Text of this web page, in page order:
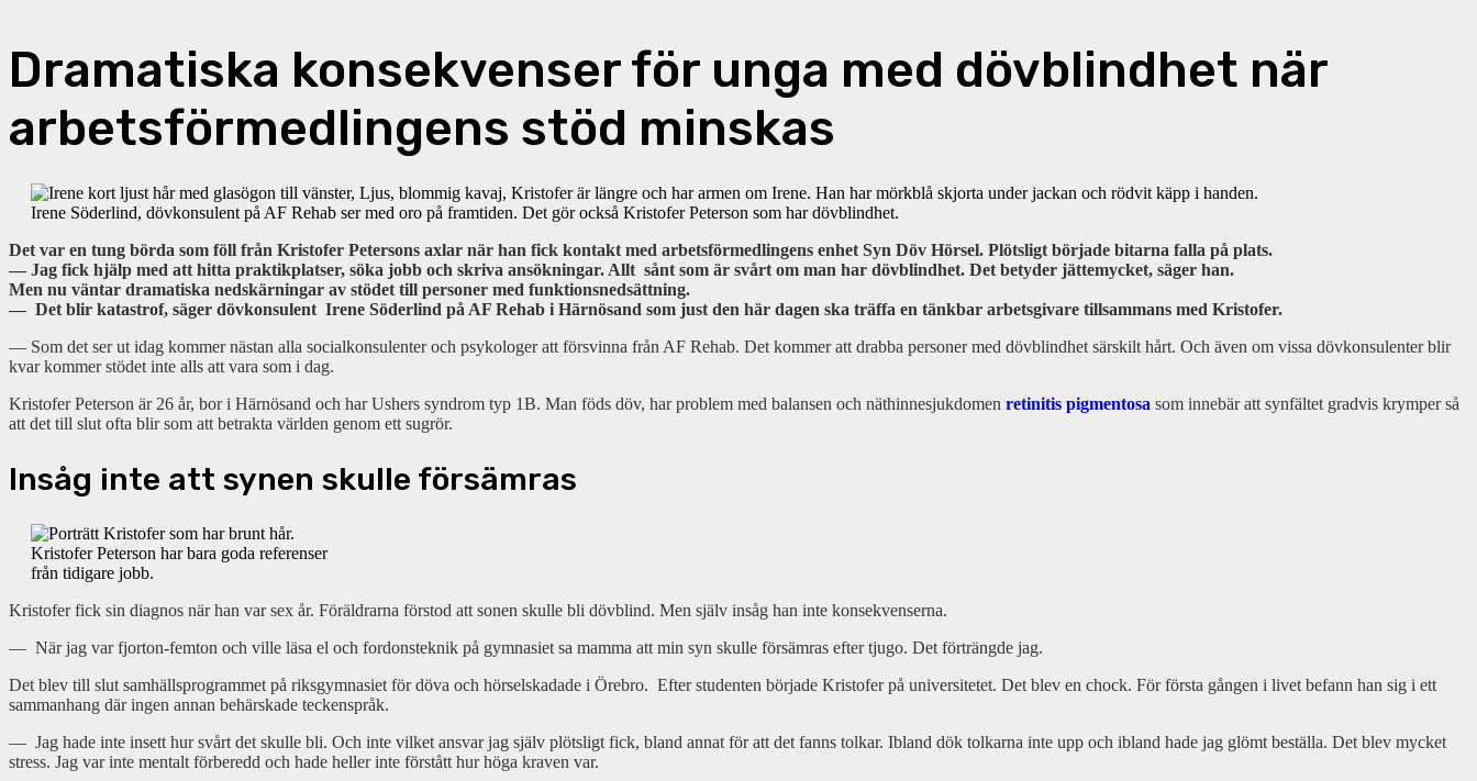
Dramatiska konsekvenser för unga med dövblindhet när
arbetsförmedlingens stöd minskas
Irene Söderlind, dövkonsulent på AF Rehab ser med oro på framtiden. Det gör också Kristofer Peterson som har dövblindhet.
Det var en tung börda som föll från Kristofer Petersons axlar när han fick kontakt med arbetsförmedlingens enhet Syn Döv Hörsel. Plötsligt började bitarna falla på plats.
— Jag fick hjälp med att hitta praktikplatser, söka jobb och skriva ansökningar. Allt sånt som är svårt om man har dövblindhet. Det betyder jättemycket, säger han.
Men nu väntar dramatiska nedskärningar av stödet till personer med funktionsnedsättning.
— Det blir katastrof, säger dövkonsulent Irene Söderlind på AF Rehab i Härnösand som just den här dagen ska träffa en tänkbar arbetsgivare tillsammans med Kristofer.
— Som det ser ut idag kommer nästan alla socialkonsulenter och psykologer att försvinna från AF Rehab. Det kommer att drabba personer med dövblindhet särskilt hårt. Och även om vissa dövkonsulenter blir
kvar kommer stödet inte alls att vara som i dag.
Kristofer Peterson är 26 år, bor i Härnösand och har Ushers syndrom typ 1B. Man föds döv, har problem med balansen och näthinnesjukdomen retinitis pigmentosa som innebär att synfältet gradvis krymper så
att det till slut ofta blir som att betrakta världen genom ett sugrör.
Insåg inte att synen skulle försämras
Kristofer Peterson har bara goda referenser
från tidigare jobb.
Kristofer fick sin diagnos när han var sex år. Föräldrarna förstod att sonen skulle bli dövblind. Men själv insåg han inte konsekvenserna.
— När jag var fjorton-femton och ville läsa el och fordonsteknik på gymnasiet sa mamma att min syn skulle försämras efter tjugo. Det förträngde jag.
Det blev till slut samhällsprogrammet på riksgymnasiet för döva och hörselskadade i Örebro. Efter studenten började Kristofer på universitetet. Det blev en chock. För första gången i livet befann han sig i ett
sammanhang där ingen annan behärskade teckenspråk.
— Jag hade inte insett hur svårt det skulle bli. Och inte vilket ansvar jag själv plötsligt fick, bland annat för att det fanns tolkar. Ibland dök tolkarna inte upp och ibland hade jag glömt beställa. Det blev mycket
stress. Jag var inte mentalt förberedd och hade heller inte förstått hur höga kraven var.